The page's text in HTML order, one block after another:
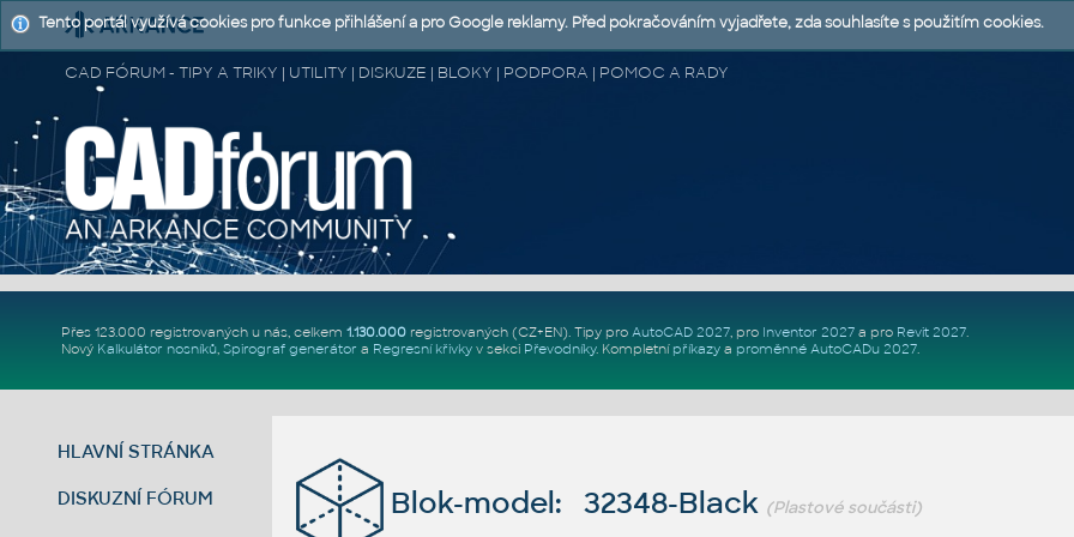
CAD FÓRUM - TIPY A TRIKY | UTILITY | DISKUZE | BLOKY | PODPORA | POMOC A RADY
Přes 123.000 registrovaných u nás, celkem 1.130.000registrovaných (CZ+EN). Tipy pro AutoCAD 2027, pro Inventor 2027a pro Revit 2027.
Nový Kalkulátor nosníků, Spirograf generátor a Regresní křivkyv sekci Převodníky. Kompletní příkazya proměnné AutoCADu 2027.
HLAVNÍ STRÁNKA
DISKUZNÍ FÓRUM Blok-model: 32348-Black (Plastové součásti)
Tento portál využívá cookies pro funkce přihlášení a pro Google reklamy. Před pokračováním vyjadřete, zda souhlasíte s použitím cookies.